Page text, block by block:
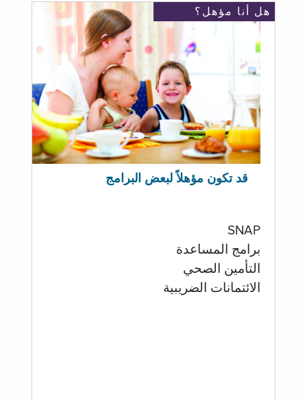
هل أنا مؤهل؟
قد تكون مؤهلاً لبعض البرامج
SNAP
برامج المساعدة
التأمين الصحي
الائتمانات الضريبية